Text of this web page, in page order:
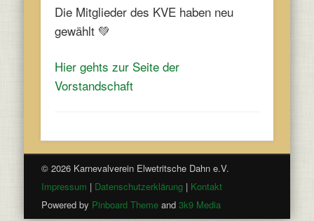
Die Mitglieder des KVE haben neu
gewählt 💚
Hier gehts zur Seite der
Vorstandschaft
© 2026 Karnevalverein Elwetritsche Dahn e.V.
Impressum | Datenschutzerklärung| Kontakt
Powered by Pinboard Themeand 3k9 Media